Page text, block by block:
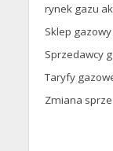
rynek gazu
Sklep gazowy
Sprzedawcy
Taryfy
Zmiana